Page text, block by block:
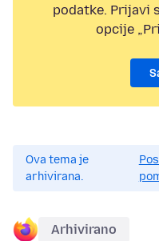
podatke. Prijavi
opcije
Ova tema je
arhivirana.
Arhivirano